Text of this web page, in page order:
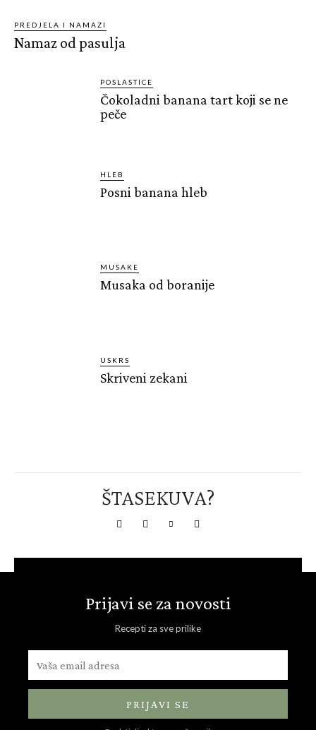
PREDJELA I NAMAZI
Namaz od pasulja
POSLASTICE
Čokoladni banana tart koji se ne
peče
HLEB
Posni banana hleb
MUSAKE
Musaka od boranije
USKRS
Skriveni zekani
ŠTASEKUVA?
Prijavi se za novosti
Recepti za sve prilike
PRIJAVI SE